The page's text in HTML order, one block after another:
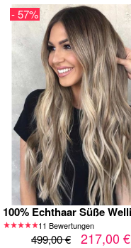
11 Bewertungen
499,00 € 217,00 €
- 57%